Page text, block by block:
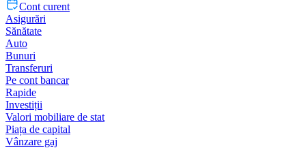
Cont curent
Asigurări
Sănătate
Auto
Bunuri
Transferuri
Pe cont bancar
Rapide
Investiții
Valori mobiliare de stat
Piața de capital
Vânzare gaj